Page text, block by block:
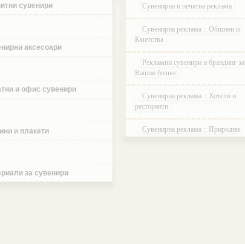
сувенири
аксесоари
и офис сувенири
и плакети
за сувенири
Сувенирна и печатна реклама
Сувенирна реклама :: Общини и
Кметства
Рекламни сувенири и брандинг за
Вашия бизнес
Сувенирна реклама :: Хотели и
ресторанти
Сувенирна реклама :: Природни
паркове и Резервати